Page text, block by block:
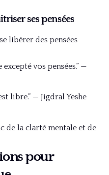
ses pensées
libérer des pensées
vos pensées.” —
libre.” — Jigdral Yeshe
de la clarté mentale et de
pour